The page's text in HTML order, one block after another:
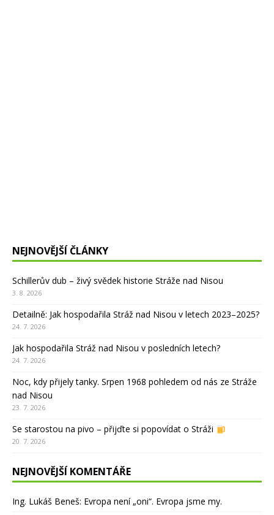
NEJNOVĚJŠÍ ČLÁNKY
Schillerův dub – živý svědek historie Stráže nad Nisou
3. 8. 2026
Detailně: Jak hospodařila Stráž nad Nisou v letech 2023–2025?
24. 7. 2026
Jak hospodařila Stráž nad Nisou v posledních letech?
24. 7. 2026
Noc, kdy přijely tanky. Srpen 1968 pohledem od nás ze Stráže
nad Nisou
23. 7. 2026
Se starostou na pivo – přijďte si popovídat o Stráži
20. 7. 2026
NEJNOVĚJŠÍ KOMENTÁŘE
Ing. Lukáš Beneš: Evropa není „oni“. Evropa jsme my.